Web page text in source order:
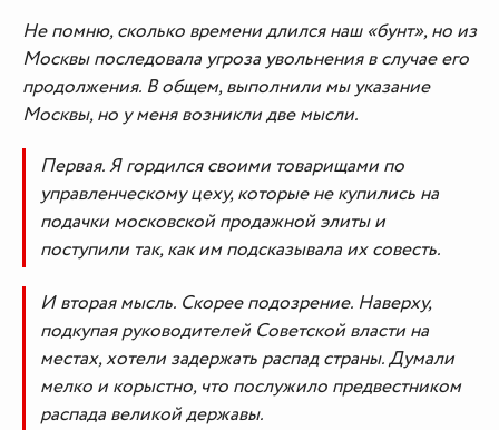
Не помню, сколько времени длился наш «бунт», но из
Москвы последовала угроза увольнения в случае его
продолжения. В общем, выполнили мы указание
Москвы, но у меня возникли две мысли.
Первая. Я гордился своими товарищами по
управленческому цеху, которые не купились на
подачки московской продажной элиты и
поступили так, как им подсказывала их совесть.
И вторая мысль. Скорее подозрение. Наверху,
подкупая руководителей Советской власти на
местах, хотели задержать распад страны. Думали
мелко и корыстно, что послужило предвестником
распада великой державы.